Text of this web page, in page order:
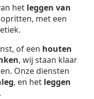
het leggen van
met een
of een houten
, wij staan klaar
Onze diensten
, en het leggen
.